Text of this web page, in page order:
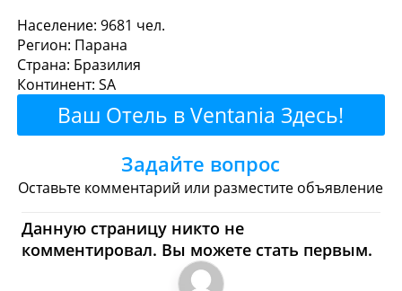
Ventania - Где поесть или
перекусить?
Рестораны Кафе Бары
Пиво
Булочные
Супермаркеты
Торговые Центры
Ventania - Где купить?
Магазины, Шоппинг
Население: 9681 чел.
Регион: Парана
Страна: Бразилия
Континент: SA
Ваш Отель в Ventania Здесь!
Задайте вопрос
Оставьте комментарий или разместите объявление
Данную страницу никто не
комментировал. Вы можете стать первым.